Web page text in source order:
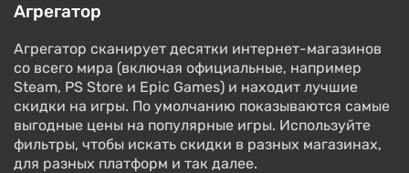
Агрегатор
Агрегатор сканирует десятки интернет-магазинов
со всего мира (включая официальные, например
Steam, PS Store и Epic Games) и находит лучшие
скидки на игры. По умолчанию показываются самые
выгодные цены на популярные игры. Используйте
фильтры, чтобы искать скидки в разных магазинах,
для разных платформ и так далее.